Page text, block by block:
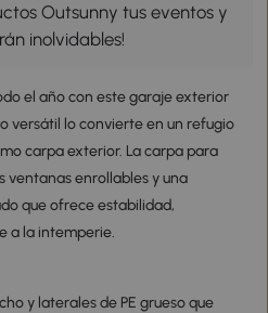
Outsunny tus eventos y
inolvidables!
el año con este garaje exterior
versátil lo convierte en un refugio
carpa exterior. La carpa para
ventanas enrollables y una
que ofrece estabilidad,
a la intemperie.
y laterales de PE grueso que